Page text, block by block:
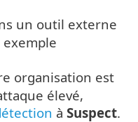
un outil externe
exemple
organisation est
élevé,
à Suspect.